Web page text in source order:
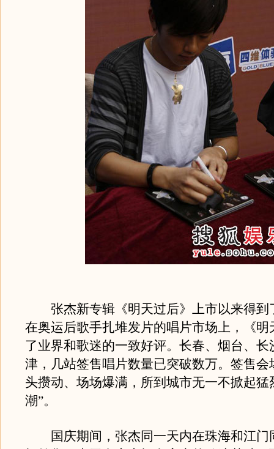
张杰新专辑《明天过后》上市以来得到
在奥运后歌手扎堆发片的唱片市场上，《明
了业界和歌迷的一致好评。长春、烟台、长
津，几站签售唱片数量已突破数万。签售会
头攒动、场场爆满，所到城市无一不掀起猛
潮”。
国庆期间，张杰同一天内在珠海和江门